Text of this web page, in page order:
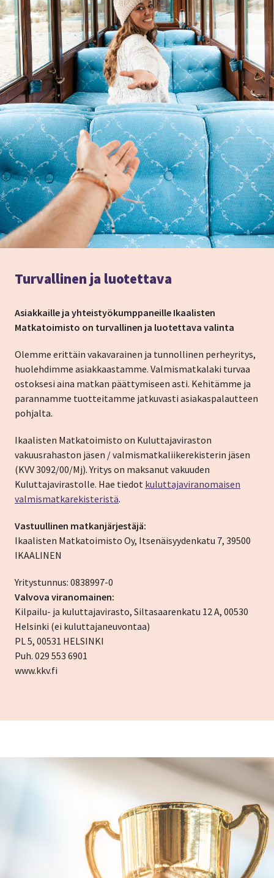
Turvallinen ja luotettava
Asiakkaille ja yhteistyökumppaneille Ikaalisten
Matkatoimisto on turvallinen ja luotettava valinta
Olemme erittäin vakavarainen ja tunnollinen perheyritys,
huolehdimme asiakkaastamme. Valmismatkalaki turvaa
ostoksesi aina matkan päättymiseen asti. Kehitämme ja
parannamme tuotteitamme jatkuvasti asiakaspalautteen
pohjalta.
Ikaalisten Matkatoimisto on Kuluttajaviraston
vakuusrahaston jäsen / valmismatkaliikerekisterin jäsen
(KVV 3092/00/Mj). Yritys on maksanut vakuuden
Kuluttajavirastolle. Hae tiedot kuluttajaviranomaisen
valmismatkarekisteristä.
Vastuullinen matkanjärjestäjä:
Ikaalisten Matkatoimisto Oy, Itsenäisyydenkatu 7, 39500
IKAALINEN
Yritystunnus: 0838997-0
Valvova viranomainen:
Kilpailu- ja kuluttajavirasto, Siltasaarenkatu 12 A, 00530
Helsinki (ei kuluttajaneuvontaa)
PL 5, 00531 HELSINKI
Puh. 029 553 6901
www.kkv.fi